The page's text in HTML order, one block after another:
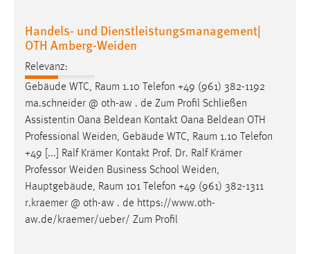
Handels- und Dienstleistungsmanagement|
OTH Amberg-Weiden
Relevanz:
Gebäude WTC, Raum 1.10 Telefon +49 (961) 382-1192
ma.schneider @ oth-aw . de Zum Profil Schließen
Assistentin Oana Beldean Kontakt Oana Beldean OTH
Professional Weiden, Gebäude WTC, Raum 1.10 Telefon
+49 [...] Ralf Krämer Kontakt Prof. Dr. Ralf Krämer
Professor Weiden Business School Weiden,
Hauptgebäude, Raum 101 Telefon +49 (961) 382-1311
r.kraemer @ oth-aw . de https://www.oth-
aw.de/kraemer/ueber/ Zum Profil